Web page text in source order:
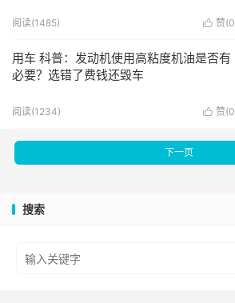
 赞(0
阅读(1485)
用车 科普：发动机使用高粘度机油是否有
必要？选错了费钱还毁车
 赞(0
阅读(1234)
下一页
搜索